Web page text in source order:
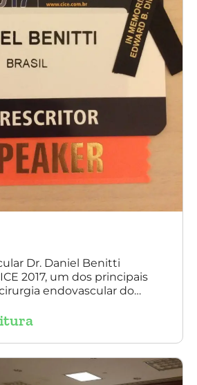
Dr. Daniel Benitti
2017, um dos principais
endovascular do
brasileira no tratamento
de 200 pacientes operados
de paraplegia!